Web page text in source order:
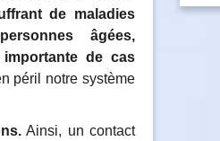
de maladies
âgées,
de cas
péril notre système
Ainsi, un contact